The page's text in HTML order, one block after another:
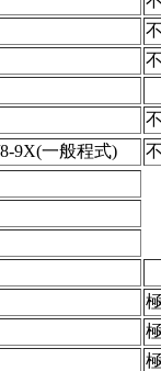
9X(一般程式)